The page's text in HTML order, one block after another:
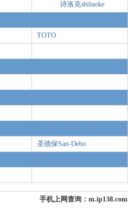
诗洛克shiluoke
TOTO
圣德保San-Debo
手机上网查询：m.ip138.com